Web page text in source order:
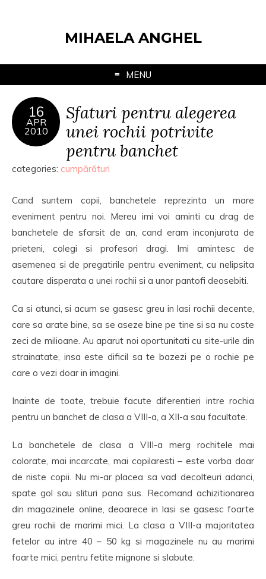
MIHAELA ANGHEL
MENU
16
APR
2010
Sfaturi pentru alegerea
unei rochii potrivite
pentru banchet
categories: cumpărături
Cand suntem copii, banchetele reprezinta un mare
eveniment pentru noi. Mereu imi voi aminti cu drag de
banchetele de sfarsit de an, cand eram inconjurata de
prieteni, colegi si profesori dragi. Imi amintesc de
asemenea si de pregatirile pentru eveniment, cu nelipsita
cautare disperata a unei rochii si a unor pantofi deosebiti.
Ca si atunci, si acum se gasesc greu in Iasi rochii decente,
care sa arate bine, sa se aseze bine pe tine si sa nu coste
zeci de milioane. Au aparut noi oportunitati cu site-urile din
strainatate, insa este dificil sa te bazezi pe o rochie pe
care o vezi doar in imagini.
Inainte de toate, trebuie facute diferentieri intre rochia
pentru un banchet de clasa a VIII-a, a XII-a sau facultate.
La banchetele de clasa a VIII-a merg rochitele mai
colorate, mai incarcate, mai copilaresti – este vorba doar
de niste copii. Nu mi-ar placea sa vad decolteuri adanci,
spate gol sau slituri pana sus. Recomand achizitionarea
din magazinele online, deoarece in Iasi se gasesc foarte
greu rochii de marimi mici. La clasa a VIII-a majoritatea
fetelor au intre 40 – 50 kg si magazinele nu au marimi
foarte mici, pentru fetite mignone si slabute.